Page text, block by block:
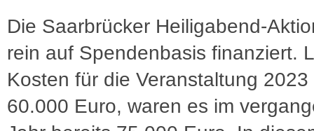
Die Saarbrücker Heiligabend-
rein auf Spendenbasis finanziert.
Kosten für die Veranstaltung
60.000 Euro, waren es im